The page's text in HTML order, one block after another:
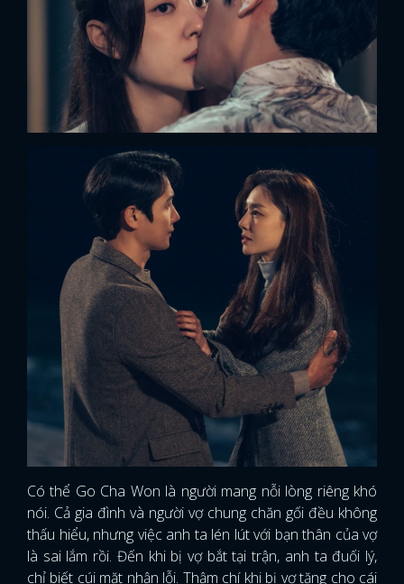
Có thể Go Cha Won là người mang nỗi lòng riêng khó
nói. Cả gia đình và người vợ chung chăn gối đều không
thấu hiểu, nhưng việc anh ta lén lút với bạn thân của vợ
là sai lắm rồi. Đến khi bị vợ bắt tại trận, anh ta đuối lý,
chỉ biết cúi mặt nhận lỗi. Thậm chí khi bị vợ tặng cho cái